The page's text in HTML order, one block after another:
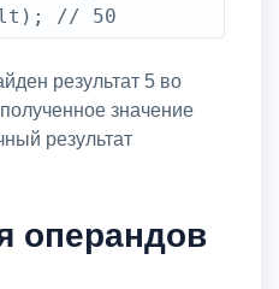
// 50
результат 5 во
значение
результат
операндов